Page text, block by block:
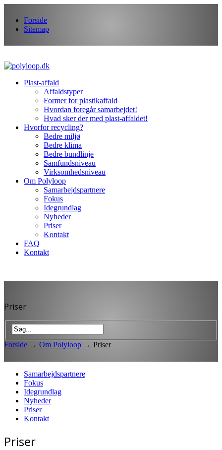
Forside
Sitemap
Plast-affald
Affaldstyper
Former for plastikaffald
Hvordan foregår samarbejdet!
Hvad sker der med plast-affaldet!
Hvorfor recycling?
Bedre miljø
Bedre klima
Bedre bundlinje
Samfundsniveau
Virksomhedsniveau
Om Polyloop
Samarbejdspartnere
Fokus
Idegrundlag
Nyheder
Priser
Kontakt
FAQ
Kontakt
Priser
Forside → Om Polyloop → Priser
Samarbejdspartnere
Fokus
Idegrundlag
Nyheder
Priser
Kontakt
Priser